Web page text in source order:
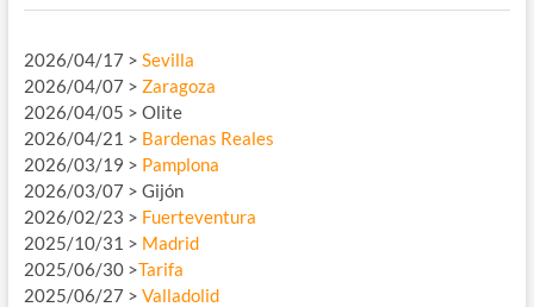
2026/04/17 > Sevilla
2026/04/07 > Zaragoza
2026/04/05 > Olite
2026/04/21 > Bardenas Reales
2026/03/19 > Pamplona
2026/03/07 > Gijón
2026/02/23 > Fuerteventura
2025/10/31 > Madrid
2025/06/30 >Tarifa
2025/06/27 > Valladolid